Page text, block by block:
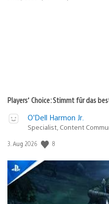
Players’ Choice: Stimmt für das
O’Dell Harmon Jr.
Specialist, Content
Veröffentlichungsdatum:
3. Aug 2026 8